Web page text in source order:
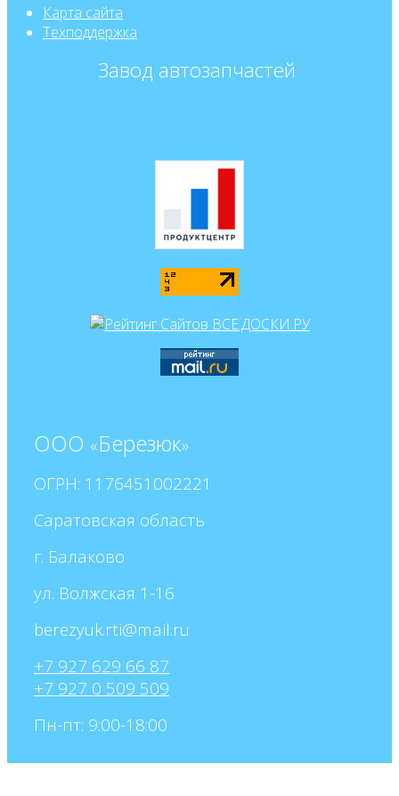
Карта сайта
Техподдержка
Завод автозапчастей
ООО «Березюк»
ОГРН: 1176451002221
Саратовская область
г. Балаково
ул. Волжская 1-16
+7 927 629 66 87
+7 927 0 509 509
Пн-пт: 9:00-18:00